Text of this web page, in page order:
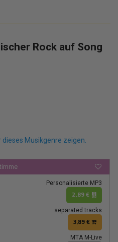
Rock auf Song
Musikgenre zeigen.
Personalisierte MP3
2,89 €
separated tracks
3,89 €
MTA M-Live